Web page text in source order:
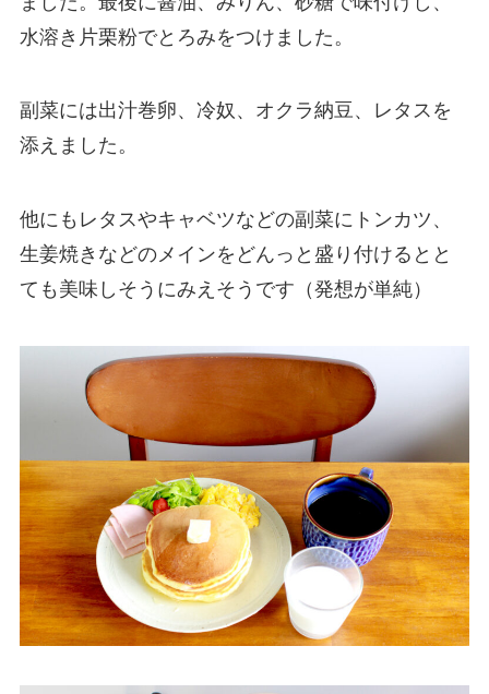
水溶き片栗粉でとろみをつけました。
副菜には出汁巻卵、冷奴、オクラ納豆、レタスを
添えました。
他にもレタスやキャベツなどの副菜にトンカツ、
生姜焼きなどのメインをどんっと盛り付けるとと
ても美味しそうにみえそうです（発想が単純）